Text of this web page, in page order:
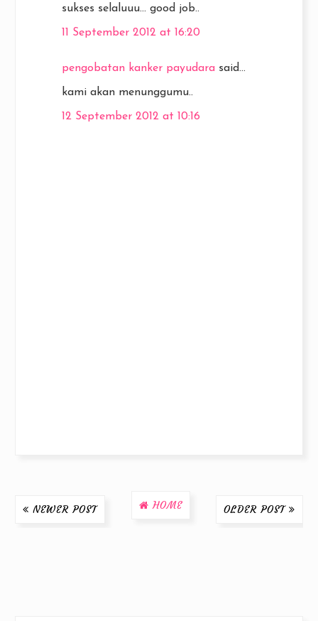
sukses selaluuu... good job..
11 September 2012 at 16:20
pengobatan kanker payudara said...
kami akan menunggumu..
12 September 2012 at 10:16
NEWER POST OLDER POST
HOME